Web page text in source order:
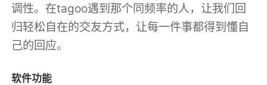
调性。在tagoo遇到那个同频率的人，让我们回
归轻松自在的交友方式，让每一件事都得到懂自
己的回应。
软件功能